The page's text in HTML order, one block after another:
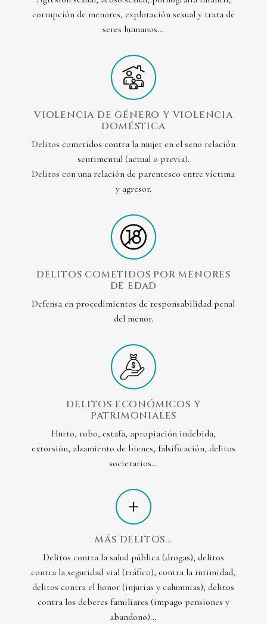
corrupción de menores, explotación sexual y trata de
seres humanos…
VIOLENCIA DE GÉNERO Y VIOLENCIA
DOMÉSTICA
Delitos cometidos contra la mujer en el seno relación
sentimental (actual o previa).
Delitos con una relación de parentesco entre víctima
y agresor.
DELITOS COMETIDOS POR MENORES
DE EDAD
Defensa en procedimientos de responsabilidad penal
del menor.
DELITOS ECONÓMICOS Y
PATRIMONIALES
Hurto, robo, estafa, apropiación indebida,
extorsión, alzamiento de bienes, falsificación, delitos
societarios…
MÁS DELITOS...
Delitos contra la salud pública (drogas), delitos
contra la seguridad vial (tráfico), contra la intimidad,
delitos contra el honor (injurias y calumnias), delitos
contra los deberes familiares (impago pensiones y
abandono)…